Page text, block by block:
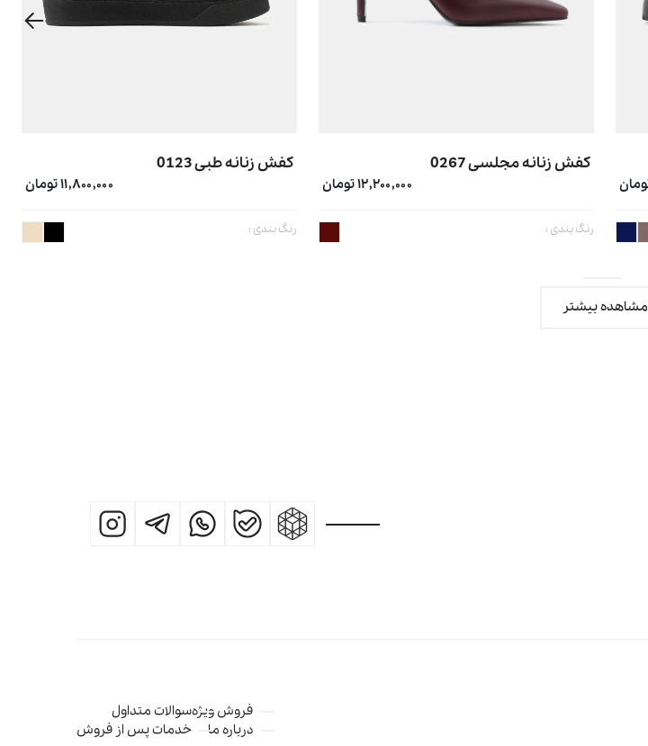
کفش زنانه مجلسی 0267
۱۲,۲۰۰,۰۰۰ تومان
رنگ بندی :
کفش زنانه طبی 0123
۱۱,۸۰۰,۰۰۰ تومان
رنگ بندی :
مشاهده بیشتر
فروش ویژه
درباره ما
سوالات متداول
خدمات پس از فروش